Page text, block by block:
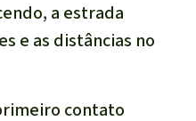
a estrada
e as distâncias no
contato